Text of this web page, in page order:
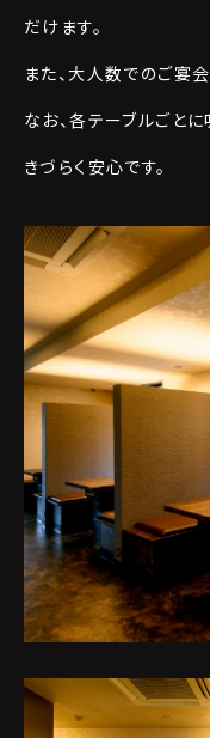
だけます。
また、大人数でのご宴
なお、各テーブルごと
きづらく安心です。